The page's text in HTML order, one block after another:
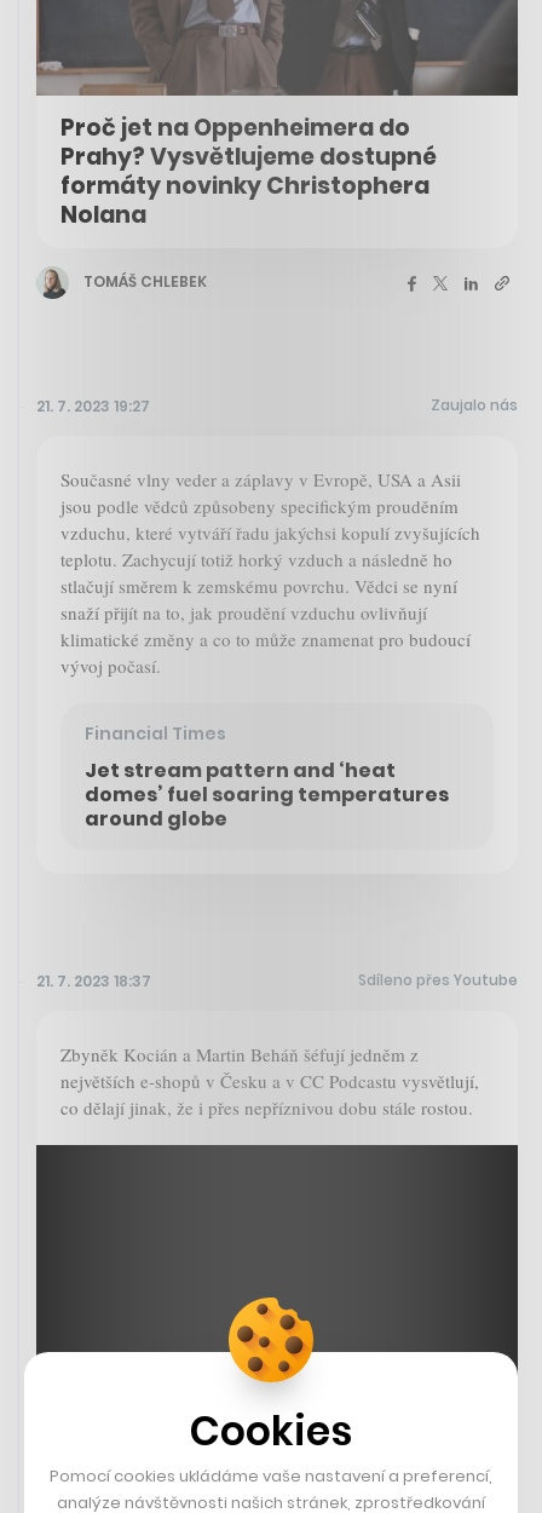
Proč jet na Oppenheimera do
Prahy? Vysvětlujeme dostupné
formáty novinky Christophera
Nolana
TOMÁŠ CHLEBEK
21. 7. 2023 19:27 Zaujalo nás
Současné vlny veder a záplavy v Evropě, USA a Asii
jsou podle vědců způsobeny specifickým prouděním
vzduchu, které vytváří řadu jakýchsi kopulí zvyšujících
teplotu. Zachycují totiž horký vzduch a následně ho
stlačují směrem k zemskému povrchu. Vědci se nyní
snaží přijít na to, jak proudění vzduchu ovlivňují
klimatické změny a co to může znamenat pro budoucí
vývoj počasí.
Financial Times
Jet stream pattern and ‘heat
domes’ fuel soaring temperatures
around globe
21. 7. 2023 18:37 Sdíleno přes Youtube
Zbyněk Kocián a Martin Beháň šéfují jedněm z
největších e-shopů v Česku a v CC Podcastu vysvětlují,
co dělají jinak, že i přes nepříznivou dobu stále rostou.
Cookies
Pomocí cookies ukládáme vaše nastavení a preferencí,
analýze návštěvnosti našich stránek, zprostředkování